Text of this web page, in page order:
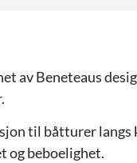
av Beneteaus
til båtturer langs
og beboelighet.